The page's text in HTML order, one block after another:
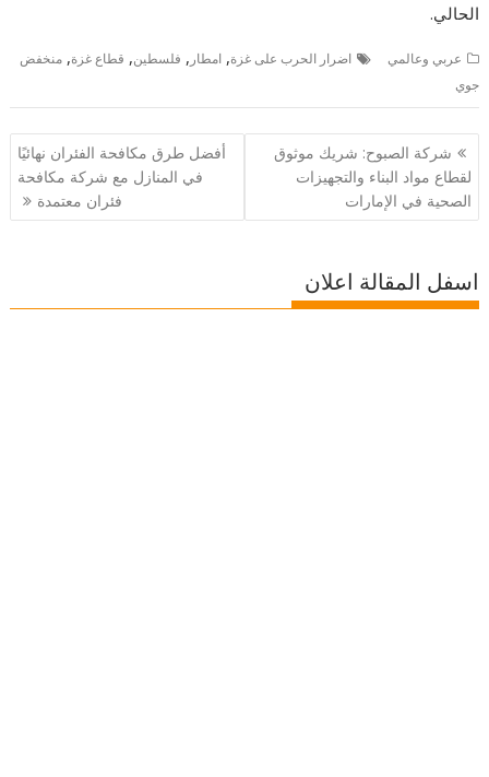
الحالي.
عربي وعالمي اضرار الحرب على غزة,امطار , فلسطين, قطاع غزة,منخفض
جوي
تصفّح
المقالات
شركة الصبوح: شريك موثوق
لقطاع مواد البناء والتجهيزات
الصحية في الإمارات
أفضل طرق مكافحة الفئران نهائيًا
في المنازل مع شركة مكافحة
فئران معتمدة
اسفل المقالة اعلان